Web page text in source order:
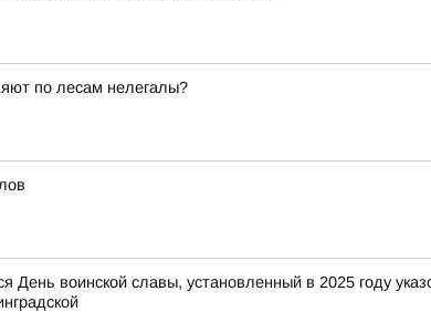
по лесам нелегалы?
День воинской славы, установленный в 2025 году